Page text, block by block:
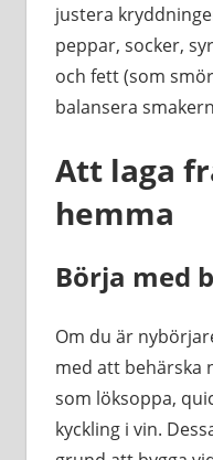
justera
peppar, socker,
och fett (som
balansera
Att laga
hemma
Börja med
Om du är
med att behärska
som löksoppa,
kyckling i vin.